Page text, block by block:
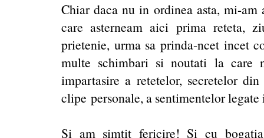
Chiar daca nu in ordinea asta, mi-
care asterneam aici prima reteta,
prietenie, urma sa prinda-ncet incet
multe schimbari si noutati la
impartasire a retetelor, secretelor
clipe personale, a sentimentelor
Si am simtit fericire! Si cu